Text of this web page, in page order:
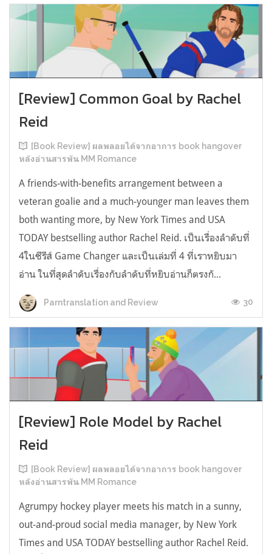
[Review] Common Goal by Rachel
Reid
[Book Review] ผลพลอยได้จากอาการ book hangover
หลังอ่านสารพัน MM Romance
A friends-with-benefits arrangement between a
veteran goalie and a much-younger man leaves them
both wanting more, by New York Times and USA
TODAY bestselling author Rachel Reid. เป็นเรื่องลำดับที่
4ในซีรีส์ Game Changer และเป็นเล่มที่ 4 ที่เราหยิบมา
อ่าน ในที่สุดลำดับเรื่องกับลำดับที่หยิบอ่านก็ตรงกั...
Parntranslation and Review 30
[Review] Role Model by Rachel
Reid
[Book Review] ผลพลอยได้จากอาการ book hangover
หลังอ่านสารพัน MM Romance
Agrumpy hockey player meets his match in a sunny,
out-and-proud social media manager, by New York
Times and USA TODAY bestselling author Rachel Reid.